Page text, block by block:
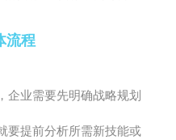
流程
企业需要先明确战略规划
要提前分析所需新技能或